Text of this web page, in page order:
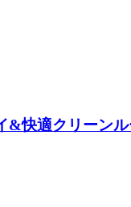
快適クリーン